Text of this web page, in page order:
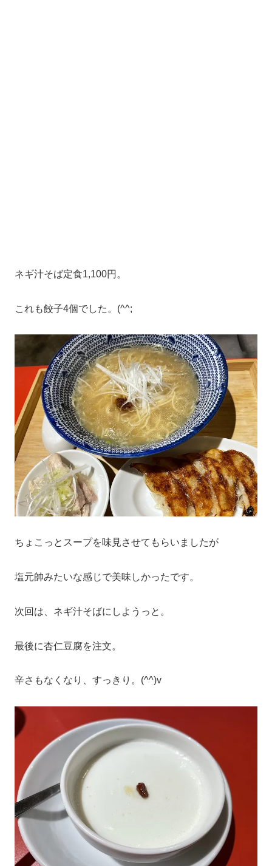
ネギ汁そば定食1,100円。
これも餃子4個でした。(^^;
ちょこっとスープを味見させてもらいましたが
塩元帥みたいな感じで美味しかったです。
次回は、ネギ汁そばにしようっと。
最後に杏仁豆腐を注文。
辛さもなくなり、すっきり。(^^)v